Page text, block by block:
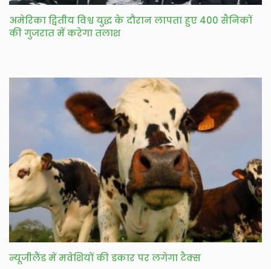
अमेरिका द्वितीय विश्व युद्ध के दौरान लापता हुए 400 सैनिकों
की गुजरात में करेगा तलाश
न्यूजीलैंड में मवेशियों की डकार पर लगेगा टैक्स